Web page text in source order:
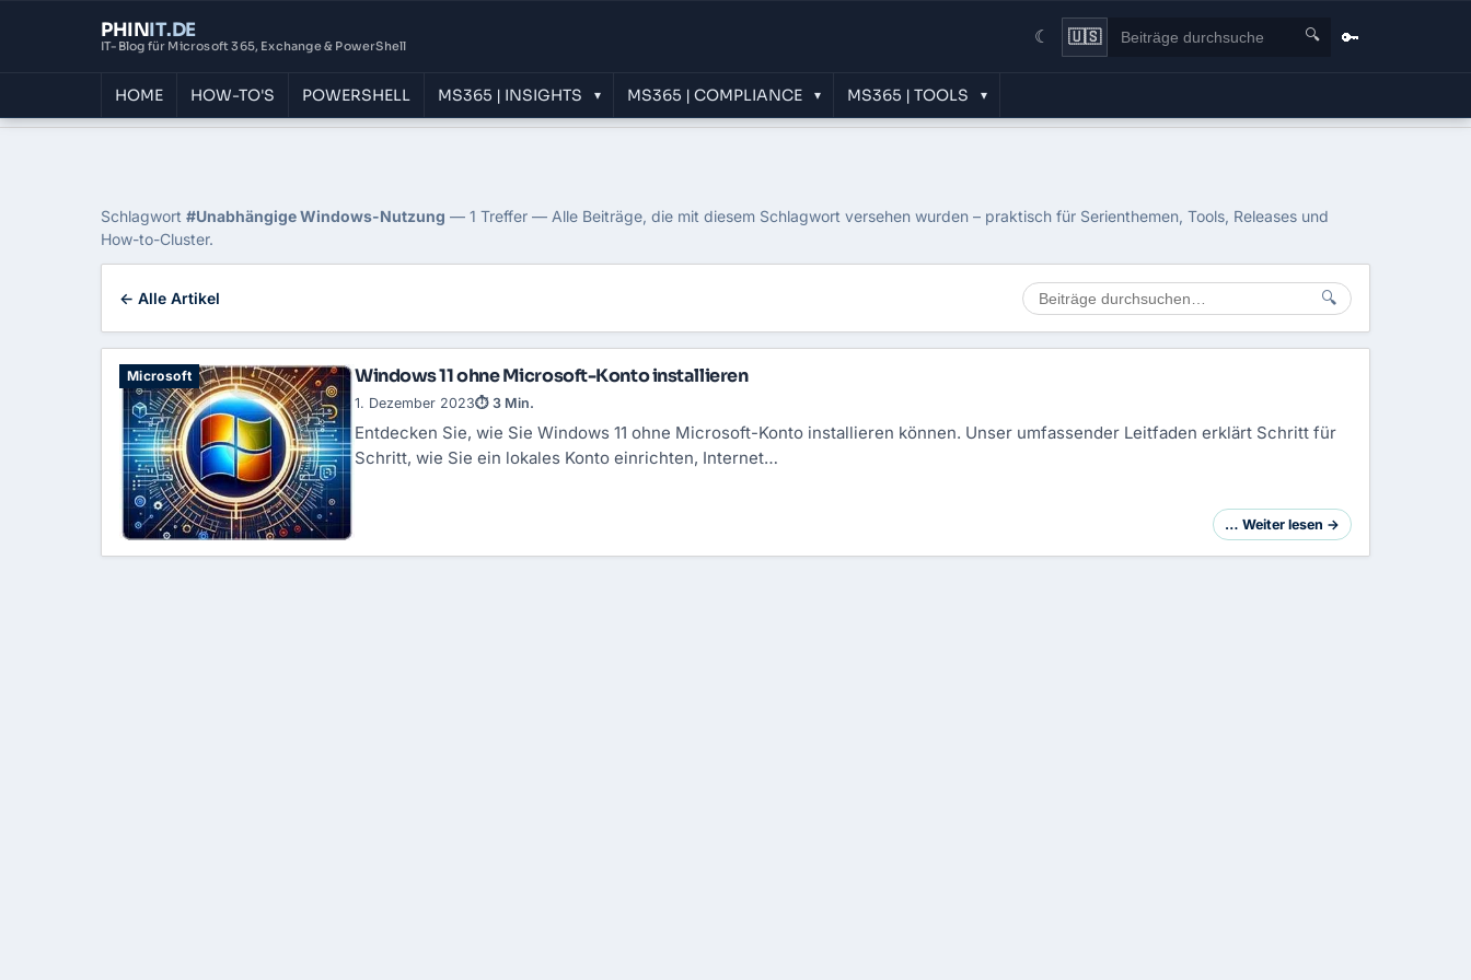
PHINIT.DE
IT-Blog für Microsoft 365, Exchange & PowerShell ☾ 🇺🇸 🔍 🔑
HOME HOW-TO'S POWERSHELL MS365 | INSIGHTS ▾ MS365 | COMPLIANCE ▾ MS365 | TOOLS ▾
Tag: Unabhängige Windows-Nutzung
Schlagwort #Unabhängige Windows-Nutzung — 1 Treffer — Alle Beiträge, die mit diesem Schlagwort versehen wurden – praktisch für Serienthemen, Tools, Releases und
How-to-Cluster.
← Alle Artikel 🔍
Microsoft Windows 11 ohne Microsoft-Konto installieren
Entdecken Sie, wie Sie Windows 11 ohne Microsoft-Konto installieren können. Unser umfassender Leitfaden erklärt Schritt für
Schritt, wie Sie ein lokales Konto einrichten, Internet…
1. Dezember 2023⏱ 3 Min.
… Weiter lesen →